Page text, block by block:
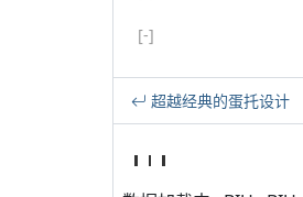
[-]
超越经典的蛋托设计